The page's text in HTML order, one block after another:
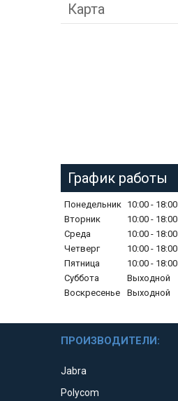
Карта
График работы
Понедельник 10:00 18:00
Вторник
10:00 18:00
Среда
10:00 18:00
Четверг
10:00 18:00
Пятница
10:00 18:00
Суббота
Выходной
Воскресенье
Выходной
ПРОИЗВОДИТЕЛИ:
Jabra
Polycom